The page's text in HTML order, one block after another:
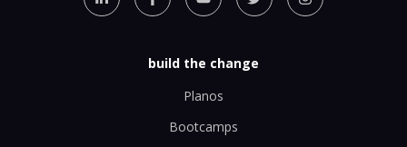
build the change
Planos
Bootcamps